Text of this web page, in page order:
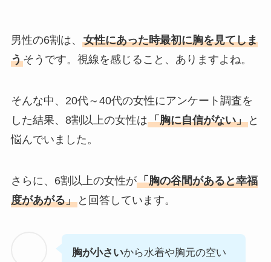
男性の6割は、 女性にあった時最初に胸を見てしま
うそうです。視線を感じること、ありますよね。
そんな中、20代～40代の女性にアンケート調査を
した結果、8割以上の女性は「胸に自信がない」と
悩んでいました。
さらに、6割以上の女性が「胸の谷間があると幸福
度があがる」と回答しています。
胸が小さいから水着や胸元の空い